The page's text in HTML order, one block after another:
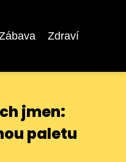
Zdraví
jmen:
paletu